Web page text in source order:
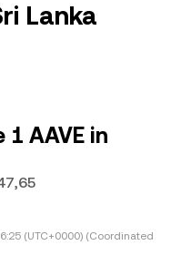
Lanka
AAVE in
(UTC+0000) (Coordinated